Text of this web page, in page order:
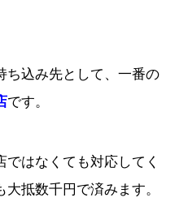
ち込み先として、一番の
です。
はなくても対応してく
抵数千円で済みます。